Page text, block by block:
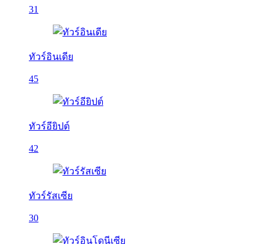
31
ทัวร์อินเดีย
45
ทัวร์อียิปต์
42
ทัวร์รัสเซีย
30